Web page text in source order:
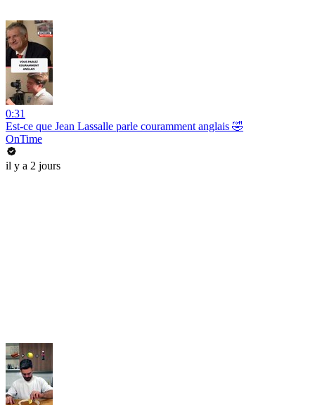
0:31
Est-ce que Jean Lassalle parle couramment anglais 🤣
OnTime
il y a 2 jours